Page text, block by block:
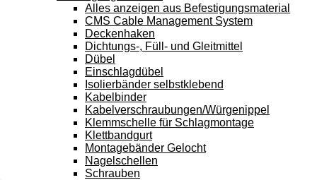
Alles anzeigen aus Befestigungsmaterial
CMS Cable Management System
Deckenhaken
Dichtungs-, Füll- und Gleitmittel
Dübel
Einschlagdübel
Isolierbänder selbstklebend
Kabelbinder
Kabelverschraubungen/Würgenippel
Klemmschelle für Schlagmontage
Klettbandgurt
Montagebänder Gelocht
Nagelschellen
Schrauben